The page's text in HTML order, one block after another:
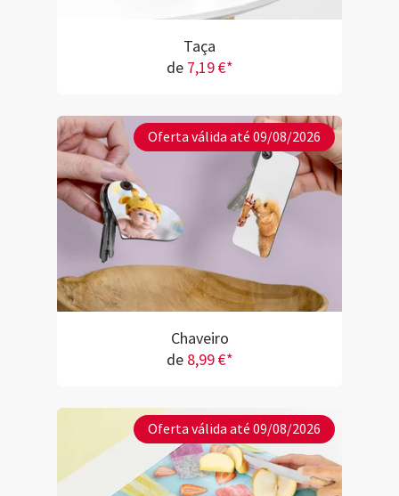
Taça
de 7,19 €*
Oferta válida até 09/08/2026
Chaveiro
de 8,99 €*
Oferta válida até 09/08/2026